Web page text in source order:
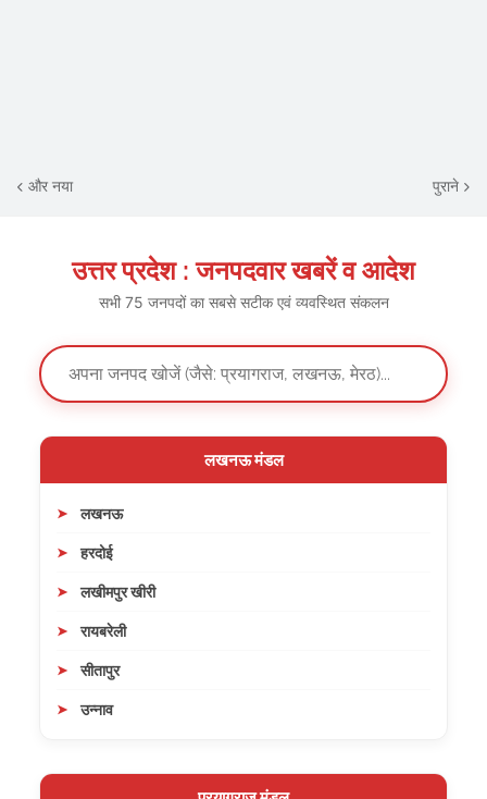
और नया पुराने
उत्तर प्रदेश : जनपदवार खबरें व आदेश
सभी 75 जनपदों का सबसे सटीक एवं व्यवस्थित संकलन
लखनऊ मंडल
लखनऊ
हरदोई
लखीमपुर खीरी
रायबरेली
सीतापुर
उन्नाव